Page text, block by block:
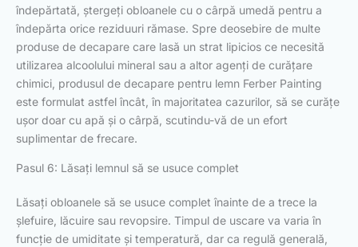
îndepărtată, ștergeți obloanele cu o cârpă umedă pentru a
îndepărta orice reziduuri rămase. Spre deosebire de multe
produse de decapare care lasă un strat lipicios ce necesită
utilizarea alcoolului mineral sau a altor agenți de curățare
chimici, produsul de decapare pentru lemn Ferber Painting
este formulat astfel încât, în majoritatea cazurilor, să se curățe
ușor doar cu apă și o cârpă, scutindu-vă de un efort
suplimentar de frecare.
Pasul 6: Lăsați lemnul să se usuce complet
Lăsați obloanele să se usuce complet înainte de a trece la
șlefuire, lăcuire sau revopsire. Timpul de uscare va varia în
funcție de umiditate și temperatură, dar ca regulă generală,